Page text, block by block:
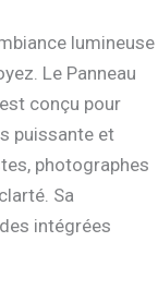
lumineuse
Le Panneau
conçu pour
puissante et
photographes
Sa
intégrées